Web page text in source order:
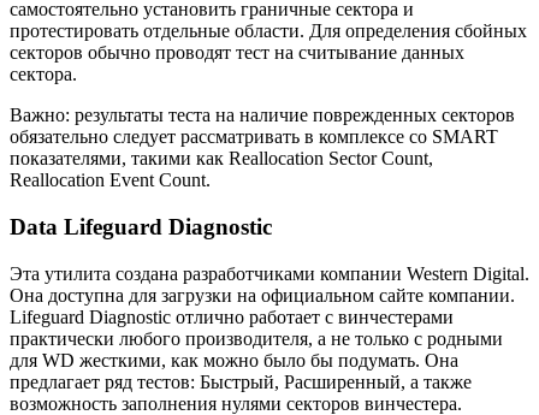
самостоятельно установить граничные сектора и
протестировать отдельные области. Для определения сбойных
секторов обычно проводят тест на считывание данных
сектора.
Важно: результаты теста на наличие поврежденных секторов
обязательно следует рассматривать в комплексе со SMART
показателями, такими как Reallocation Sector Count,
Reallocation Event Count.
Data Lifeguard Diagnostic
Эта утилита создана разработчиками компании Western Digital.
Она доступна для загрузки на официальном сайте компании.
Lifeguard Diagnostic отлично работает с винчестерами
практически любого производителя, а не только с родными
для WD жесткими, как можно было бы подумать. Она
предлагает ряд тестов: Быстрый, Расширенный, а также
возможность заполнения нулями секторов винчестера.